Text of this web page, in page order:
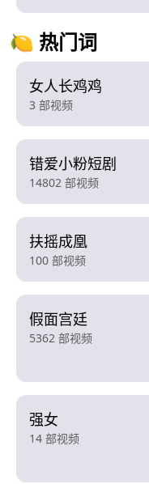
🍋 热门词
女人长鸡鸡
3 部视频
错爱小粉短剧
14802 部视频
扶摇成凰
100 部视频
假面宫廷
5362 部视频
强女
14 部视频